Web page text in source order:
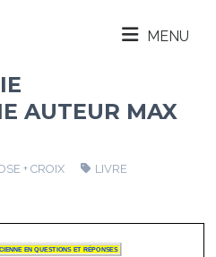
MENU
AUTEUR MAX
+ CROIX
LIVRE